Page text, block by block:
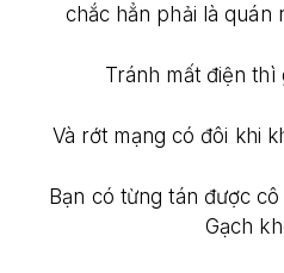
chắc hẳn phải là quán
Tránh mất điện
Và rớt mạng có đôi khi
Bạn có từng tán được
Gạch